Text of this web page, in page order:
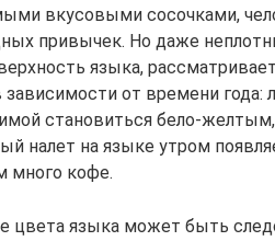
вкусовыми сосочками,
привычек. Но даже
языка,
зависимости от времени
становиться бело-
налет на языке утром
много кофе.
цвета языка может быть